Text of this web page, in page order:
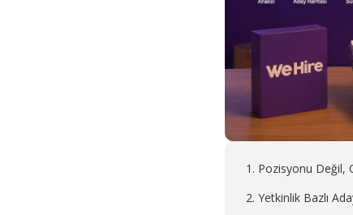
1. Pozisyonu Değil,
2. Yetkinlik Bazlı